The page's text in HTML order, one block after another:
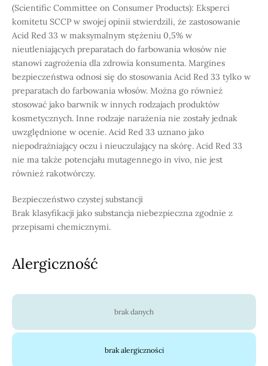
(Scientific Committee on Consumer Products): Eksperci
komitetu SCCP w swojej opinii stwierdzili, że zastosowanie
Acid Red 33 w maksymalnym stężeniu 0,5% w
nieutleniających preparatach do farbowania włosów nie
stanowi zagrożenia dla zdrowia konsumenta. Margines
bezpieczeństwa odnosi się do stosowania Acid Red 33 tylko w
preparatach do farbowania włosów. Można go również
stosować jako barwnik w innych rodzajach produktów
kosmetycznych. Inne rodzaje narażenia nie zostały jednak
uwzględnione w ocenie. Acid Red 33 uznano jako
niepodrażniający oczu i nieuczulający na skórę. Acid Red 33
nie ma także potencjału mutagennego in vivo, nie jest
również rakotwórczy.
Bezpieczeństwo czystej substancji
Brak klasyfikacji jako substancja niebezpieczna zgodnie z
przepisami chemicznymi.
Alergiczność
brak danych
brak alergiczności